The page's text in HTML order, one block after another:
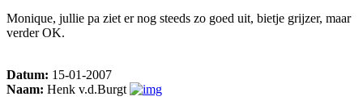
Monique, jullie pa ziet er nog steeds zo goed uit, bietje grijzer, maar
verder OK.
Datum: 15-01-2007
Naam: Henk v.d.Burgt